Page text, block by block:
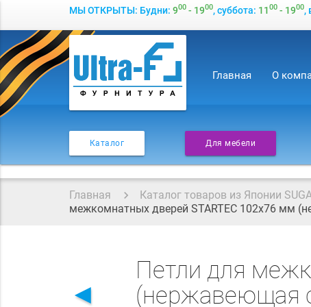
МЫ ОТКРЫТЫ: Будни: 900- 1900, суббота: 1100- 1900,
Главная О
Каталог Для мебели
Главная Каталог товаров из Японии
межкомнатных дверей STARTEC 102x76 мм
◄
Петли для
(нержавеющая